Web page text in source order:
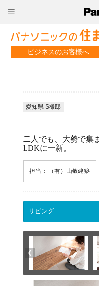
ビジネスのお客様へ
愛知県 S様邸
二人でも、大勢で集
LDKに一新。
担当： （有）山敏建築